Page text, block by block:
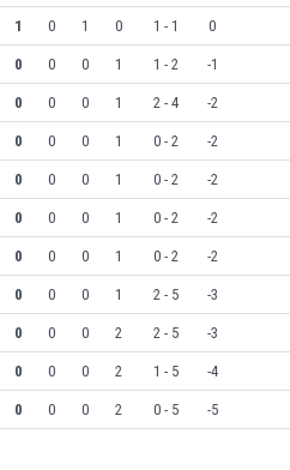
1 0 1 0 1 - 1 0
0 0 0 1 1 - 2 -1
0 0 0 1 2 - 4 -2
0 0 0 1 0 - 2 -2
0 0 0 1 0 - 2 -2
0 0 0 1 0 - 2 -2
0 0 0 1 0 - 2 -2
0 0 0 1 2 - 5 -3
0 0 0 2 2 - 5 -3
0 0 0 2 1 - 5 -4
0 0 0 2 0 - 5 -5